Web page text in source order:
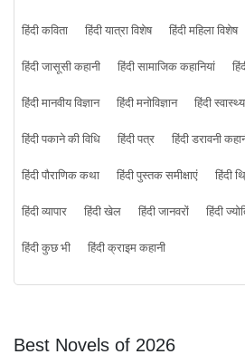
हिंदी कविता
हिंदी यात्रा विशेष हिंदी महिला विशेष
हिंदी जासूसी कहानी
हिंदी सामाजिक कहानियां
हिंदी मानवीय विज्ञान
हिंदी मनोविज्ञान हिंदी स्वास्थ्य
हिंदी पकाने की विधि
हिंदी पत्र हिंदी डरावनी
हिंदी पौराणिक कथा
हिंदी पुस्तक समीक्षाएं हिंदी
हिंदी व्यापार
हिंदी खेल हिंदी जानवरों हिंदी
हिंदी कुछ भी
हिंदी क्राइम कहानी
Best Novels of 2026